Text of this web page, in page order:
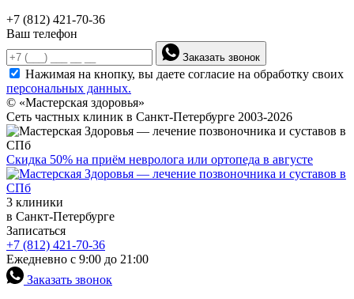
+7 (812) 421-70-36
Ваш телефон
Заказать звонок
Нажимая на кнопку, вы даете согласие на обработку своих
персональных данных.
© «Мастерская здоровья»
Сеть частных клиник в Санкт-Петербурге 2003-2026
Скидка 50% на приём невролога или ортопеда в августе
3 клиники
в Санкт-Петербурге
Записаться
+7 (812) 421-70-36
Ежедневно с 9:00 до 21:00
Заказать звонок